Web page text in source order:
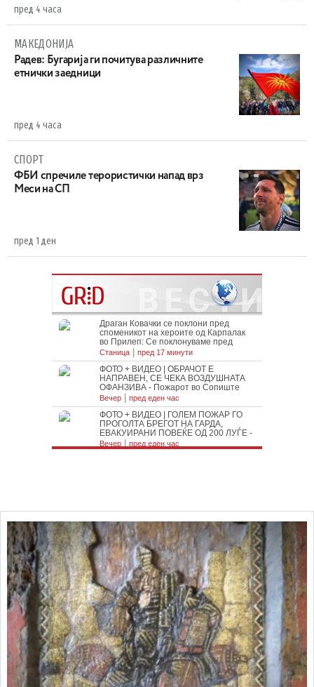
пред 4 часа
МАКЕДОНИЈА
Радев: Бугарија ги почитува различните
етнички заедници
пред 4 часа
СПОРТ
ФБИ спречиле терористички напад врз
Меси на СП
пред 1 ден